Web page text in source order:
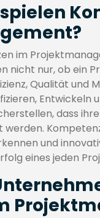
im
nicht nur, ob ein
Qualität
Entwickeln
dass
und
eines jeden